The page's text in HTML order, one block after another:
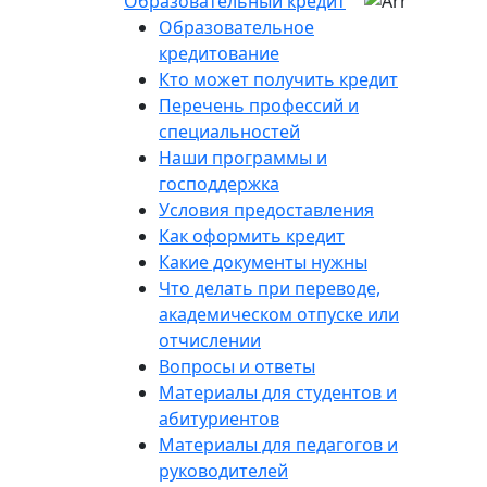
Образовательное
кредитование
Кто может получить кредит
Перечень профессий и
специальностей
Наши программы и
господдержка
Условия предоставления
Как оформить кредит
Какие документы нужны
Что делать при переводе,
академическом отпуске или
отчислении
Вопросы и ответы
Материалы для студентов и
абитуриентов
Материалы для педагогов и
руководителей